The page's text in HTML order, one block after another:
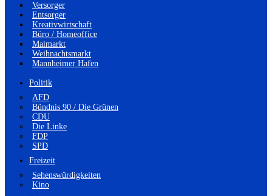
Versorger
Entsorger
Kreativwirtschaft
Büro / Homeoffice
Maimarkt
Weihnachtsmarkt
Mannheimer Hafen
Politik
AFD
Bündnis 90 / Die Grünen
CDU
Die Linke
FDP
SPD
Freizeit
Sehenswürdigkeiten
Kino